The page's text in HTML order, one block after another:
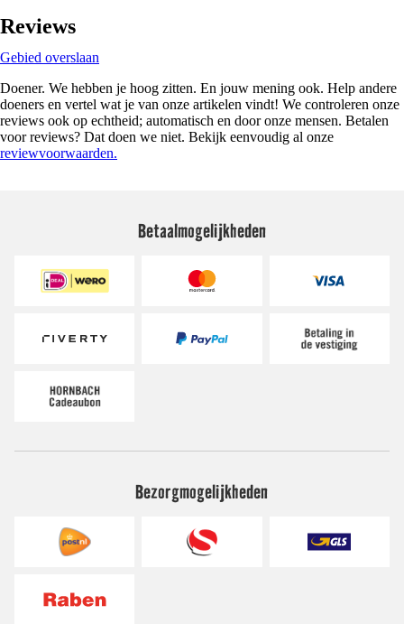
Reviews
Gebied overslaan
Doener. We hebben je hoog zitten. En jouw mening ook. Help andere
doeners en vertel wat je van onze artikelen vindt! We controleren onze
reviews ook op echtheid; automatisch en door onze mensen. Betalen
voor reviews? Dat doen we niet. Bekijk eenvoudig al onze
reviewvoorwaarden.
Betaalmogelijkheden
Bezorgmogelijkheden